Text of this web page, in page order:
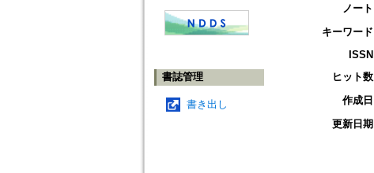
書誌管理
書き出し
ノート
キーワード
ISSN
ヒット数
作成日
更新日期